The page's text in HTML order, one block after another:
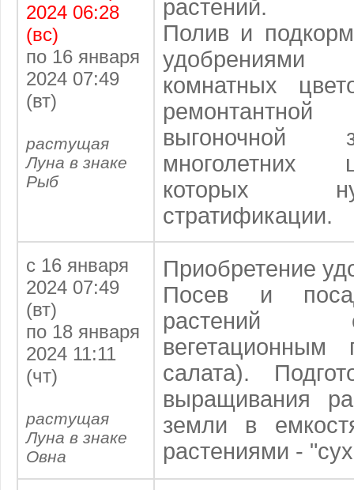
2024 06:28
(вс)
по 16 января
2024 07:49
(вт)
растущая
Луна в знаке
Рыб
растений.
Полив и
удобрениями
комнатных
выгоночной
многолетних
которых
стратификации.
с 16 января
2024 07:49
(вт)
по 18 января
2024 11:11
(чт)
растущая
Луна в знаке
Овна
Приобретение
Посев и
растений
вегетационным
салата).
выращивания
земли в
растениями -